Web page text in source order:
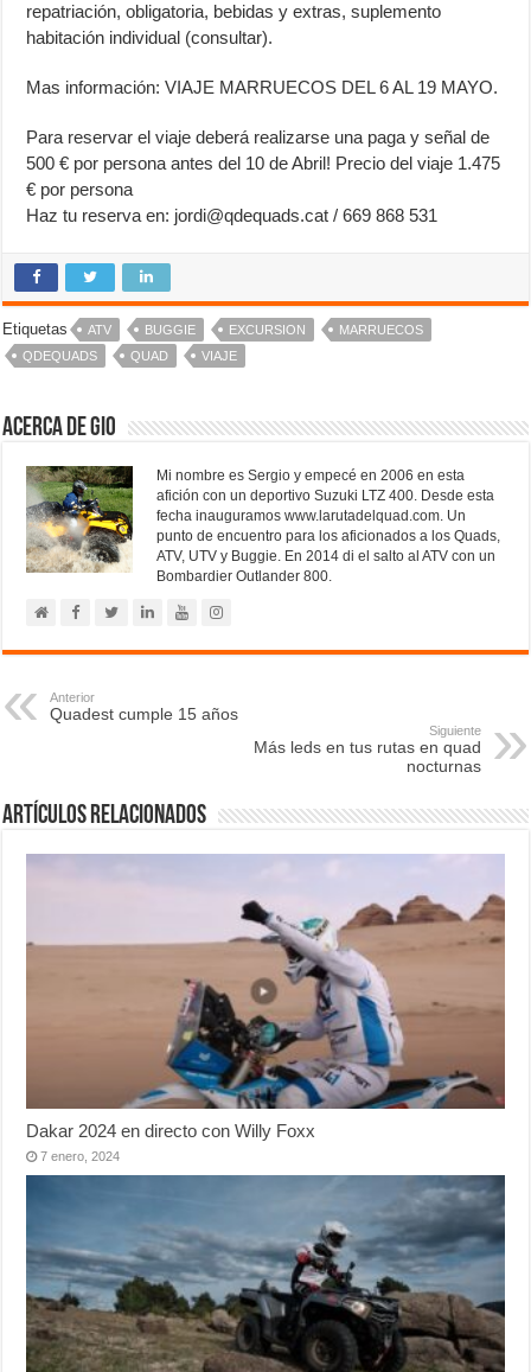
repatriación, obligatoria, bebidas y extras, suplemento
habitación individual (consultar).
Mas información: VIAJE MARRUECOS DEL 6 AL 19 MAYO.
Para reservar el viaje deberá realizarse una paga y señal de
500 € por persona antes del 10 de Abril! Precio del viaje 1.475
€ por persona
Haz tu reserva en: jordi@qdequads.cat / 669 868 531
Etiquetas ATV BUGGIE EXCURSION
MARRUECOS
QDEQUADS
QUAD VIAJE
Acerca de Gio
Mi nombre es Sergio y empecé en 2006 en esta
afición con un deportivo Suzuki LTZ 400. Desde esta
fecha inauguramos www.larutadelquad.com. Un
punto de encuentro para los aficionados a los Quads,
ATV, UTV y Buggie. En 2014 di el salto al ATV con un
Bombardier Outlander 800.
Anterior
Quadest cumple 15 años
Siguiente
Más leds en tus rutas en quad
nocturnas
Artículos relacionados
Dakar 2024 en directo con Willy Foxx
7 enero, 2024